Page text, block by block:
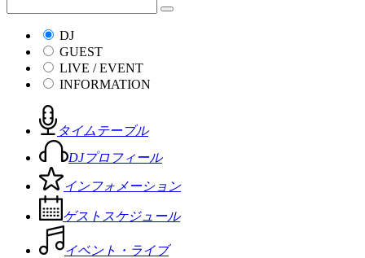
DJ
GUEST
LIVE / EVENT
INFORMATION
タイムテーブル
DJプロフィール
インフォメーション
ゲストスケジュール
イベント・ライブ